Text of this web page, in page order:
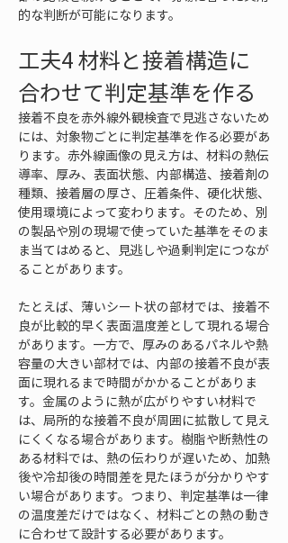
的な判断が可能になります。
工夫4 材料と接着構造に
合わせて判定基準を作る
接着不良を赤外線外観検査で見逃さないため
には、対象物ごとに判定基準を作る必要があ
ります。赤外線画像の見え方は、材料の熱伝
導率、厚み、表面状態、内部構造、接着剤の
種類、接着層の厚さ、圧着条件、硬化状態、
使用環境によって変わります。そのため、別
の製品や別の現場で使っていた基準をそのま
ま当てはめると、見逃しや過剰判定につなが
ることがあります。
たとえば、薄いシート状の部材では、接着不
良が比較的早く表面温度差として現れる場合
があります。一方で、厚みのあるパネルや熱
容量の大きい部材では、内部の接着不良が表
面に現れるまで時間がかかることがありま
す。金属のように熱が広がりやすい材料で
は、局所的な接着不良が周囲に拡散して見え
にくくなる場合があります。樹脂や断熱性の
ある材料では、熱の伝わりが遅いため、加熱
後や冷却後の時間差を見たほうが分かりやす
い場合があります。つまり、判定基準は一律
の温度差だけではなく、材料ごとの熱の動き
に合わせて設計する必要があります。